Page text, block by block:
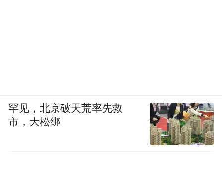
罕见，北京破天荒率先救
市，大松绑